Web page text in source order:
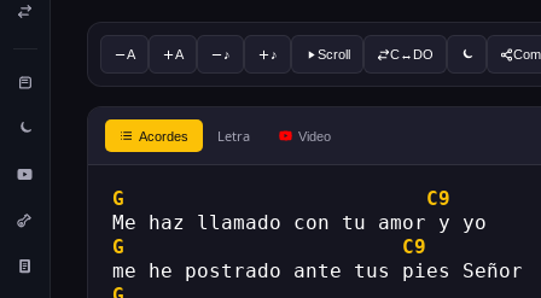
A A ♪ ♪ Scroll C↔DO
Acordes Letra Video
G
C9
Me haz llamado con tu amor y yo
G
C9
me he postrado ante tus pies Señor